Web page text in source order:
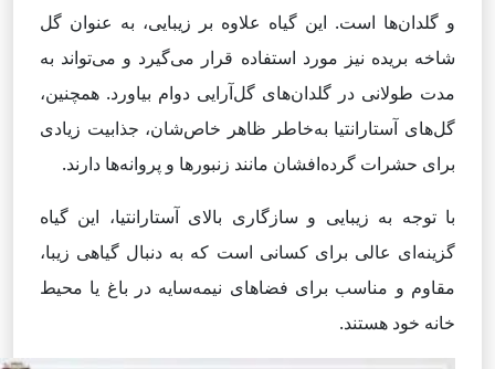
و گلدان‌ها است. این گیاه علاوه بر زیبایی، به عنوان گل
شاخه بریده نیز مورد استفاده قرار می‌گیرد و می‌تواند به
مدت طولانی در گلدان‌های گل‌آرایی دوام بیاورد. همچنین،
گل‌های آستارانتیا به‌خاطر ظاهر خاص‌شان، جذابیت زیادی
برای حشرات گرده‌افشان مانند زنبورها و پروانه‌ها دارند.
با توجه به زیبایی و سازگاری بالای آستارانتیا، این گیاه
گزینه‌ای عالی برای کسانی است که به دنبال گیاهی زیبا،
مقاوم و مناسب برای فضاهای نیمه‌سایه در باغ یا محیط
خانه خود هستند.